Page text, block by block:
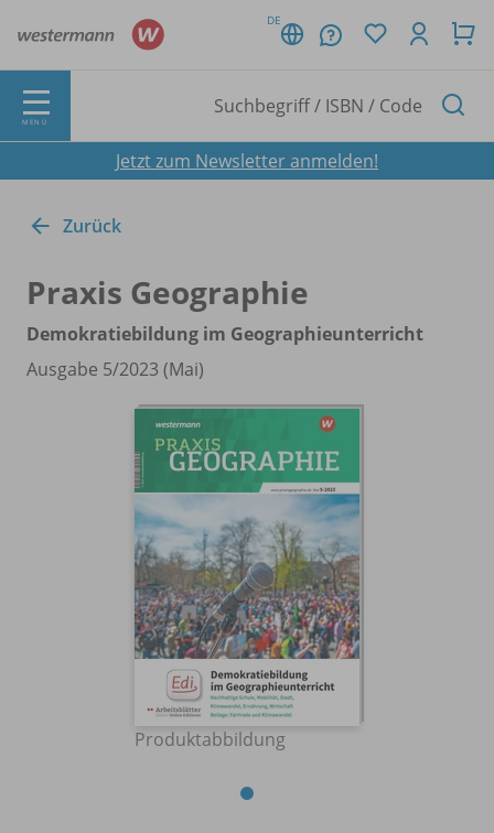
DE
MENÜ
Jetzt zum Newsletter anmelden!
Zurück
Praxis Geographie
Demokratiebildung im Geographieunterricht
Ausgabe 5/2023 (Mai)
Produktabbildung